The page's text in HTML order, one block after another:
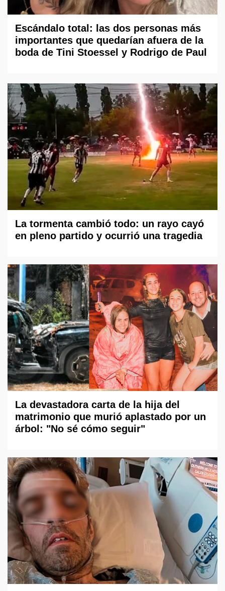
Escándalo total: las dos personas más
importantes que quedarían afuera de la
boda de Tini Stoessel y Rodrigo de Paul
La tormenta cambió todo: un rayo cayó
en pleno partido y ocurrió una tragedia
La devastadora carta de la hija del
matrimonio que murió aplastado por un
árbol: "No sé cómo seguir"